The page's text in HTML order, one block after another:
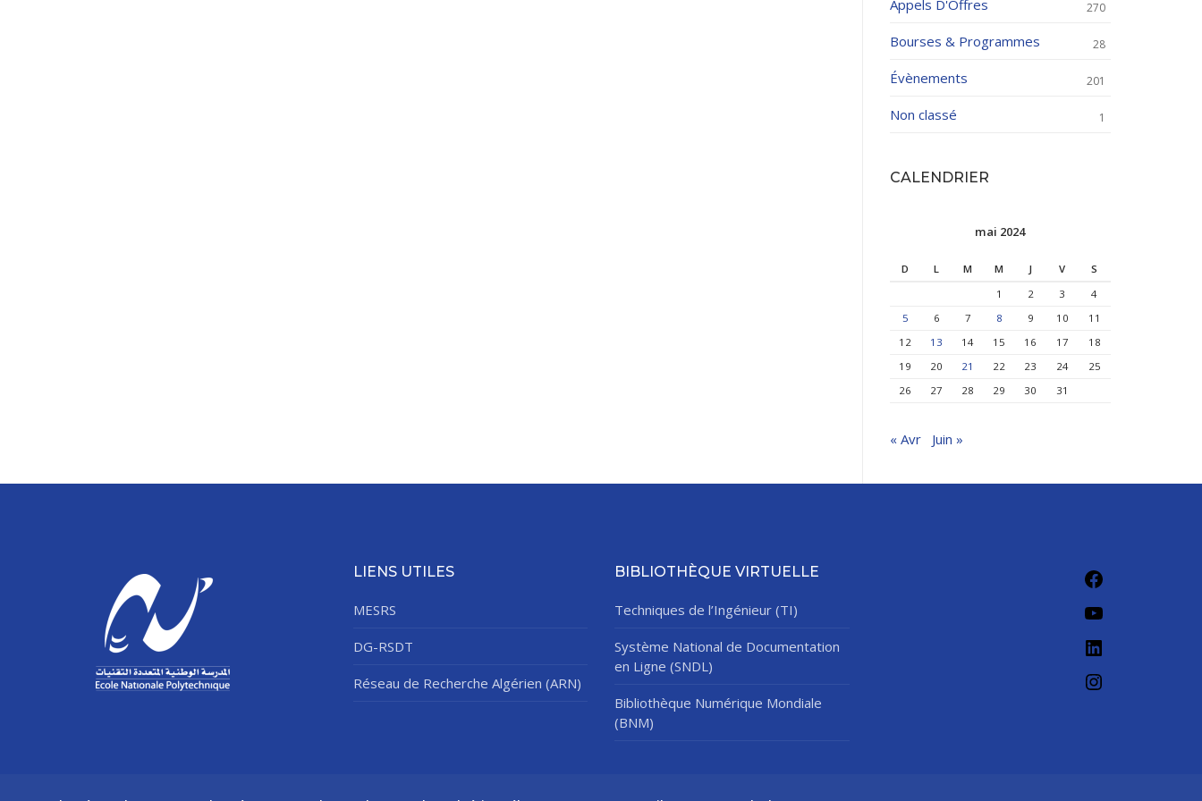
Appels D'Offres 270
Bourses & Programmes 28
Évènements 201
Non classé 1
CALENDRIER
mai 2024
D L M M J V
S
1
2 3
4
5
6 7 8 9 10
11
12
13 14 15 16 17
18
19
20 21 22 23 24
25
26
27 28 29 30 31
« Avr Juin »
LIENS UTILES
MESRS
DG-RSDT
Réseau de Recherche Algérien (ARN)
BIBLIOTHÈQUE VIRTUELLE
Techniques de l’Ingénieur (TI)
Système National de Documentation
en Ligne (SNDL)
Bibliothèque Numérique Mondiale
(BNM)
Facebook
YouTube
LinkedIn
Instagram